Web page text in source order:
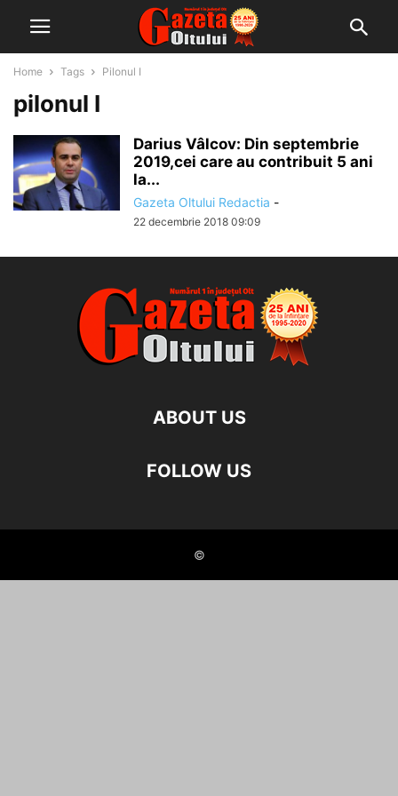
Home Tags Pilonul I
pilonul I
Darius Vâlcov: Din septembrie
2019,cei care au contribuit 5 ani
la...
Gazeta Oltului Redactia -
22 decembrie 2018 09:09
ABOUT US
FOLLOW US
©